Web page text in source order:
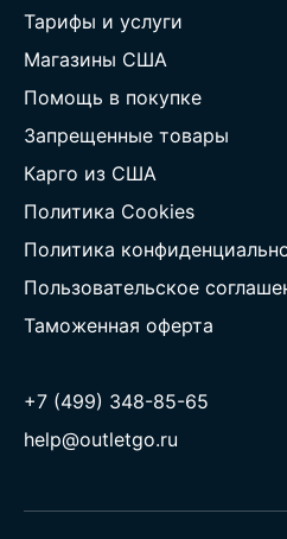
Тарифы и услуги
Магазины США
Помощь в покупке
Запрещенные товары
Карго из США
Политика Cookies
Политика
Пользовательское
Таможенная оферта
+7 (499) 348-85-65
help@outletgo.ru